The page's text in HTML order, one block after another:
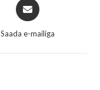
Saada e-mailiga